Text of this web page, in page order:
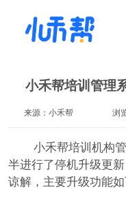
小禾帮培训管理
来源：小禾帮 浏
小禾帮培训机构
半进行了停机升级更
谅解，主要升级功能如